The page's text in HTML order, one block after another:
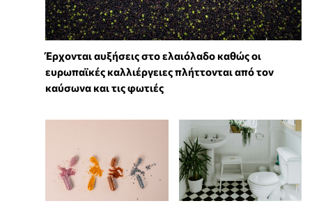
Έρχονται αυξήσεις στο ελαιόλαδο καθώς οι
ευρωπαϊκές καλλιέργειες πλήττονται από τον
καύσωνα και τις φωτιές